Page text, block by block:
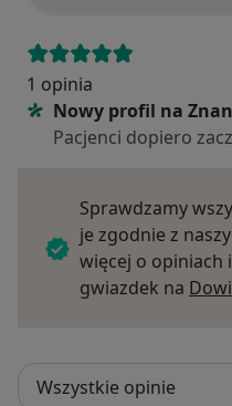
1 opinia
Nowy profil na
Pacjenci dopiero
Sprawdzamy
je zgodnie z
więcej o opiniach
gwiazdek na